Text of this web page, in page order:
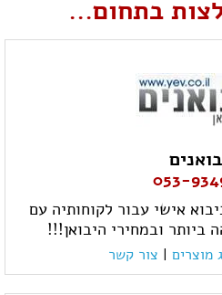
בתחום...
053-
אישי עבור לקוחותיה עם
ביותר ובמחירי היבואן!!!
מוצרים | צור קשר